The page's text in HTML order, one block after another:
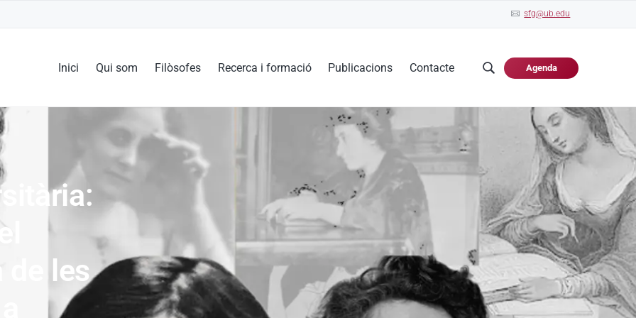
sfg@ub.edu
Inici Qui som Filòsofes Recerca i formació Publicacions Contacte Agenda
de les